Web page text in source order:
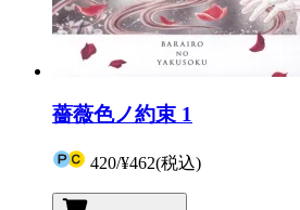
薔薇色ノ約束 1
420/¥462(税込)